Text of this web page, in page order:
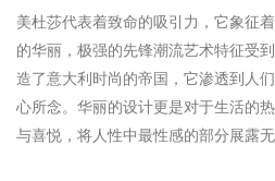
美杜莎代表着致命的吸引力，它象征
的华丽，极强的先锋潮流艺术特征受
造了意大利时尚的帝国，它渗透到人
心所念。华丽的设计更是对于生活的
与喜悦，将人性中最性感的部分展露无